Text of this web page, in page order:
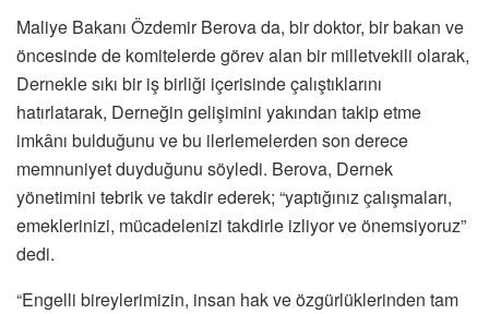
Maliye Bakanı Özdemir Berova da, bir doktor, bir bakan ve
öncesinde de komitelerde görev alan bir milletvekili olarak,
Dernekle sıkı bir iş birliği içerisinde çalıştıklarını
hatırlatarak, Derneğin gelişimini yakından takip etme
imkânı bulduğunu ve bu ilerlemelerden son derece
memnuniyet duyduğunu söyledi. Berova, Dernek
yönetimini tebrik ve takdir ederek; “yaptığınız çalışmaları,
emeklerinizi, mücadelenizi takdirle izliyor ve önemsiyoruz”
dedi.
“Engelli bireylerimizin, insan hak ve özgürlüklerinden tam